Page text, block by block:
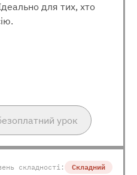
для тих, хто
урок
складності: Складний